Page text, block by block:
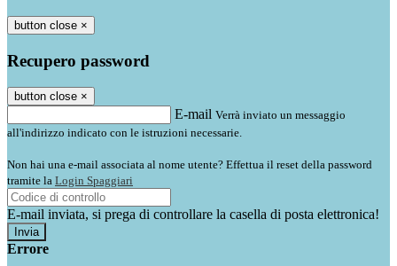
button close ×
Recupero password
button close ×
E-mail Verrà inviato un messaggio
all'indirizzo indicato con le istruzioni necessarie.
Non hai una e-mail associata al nome utente? Effettua il reset della password
tramite la Login Spaggiari
E-mail inviata, si prega di controllare la casella di posta elettronica!
Errore